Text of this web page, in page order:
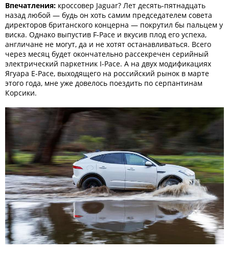
Впечатления: кроссовер Jaguar? Лет десять-пятнадцать
назад любой — будь он хоть самим председателем совета
директоров британского концерна — покрутил бы пальцем у
виска. Однако выпустив F-Pace и вкусив плод его успеха,
англичане не могут, да и не хотят останавливаться. Всего
через месяц будет окончательно рассекречен серийный
электрический паркетник I-Pace. А на двух модификациях
Ягуара E-Pace, выходящего на российский рынок в марте
этого года, мне уже довелось поездить по серпантинам
Корсики.